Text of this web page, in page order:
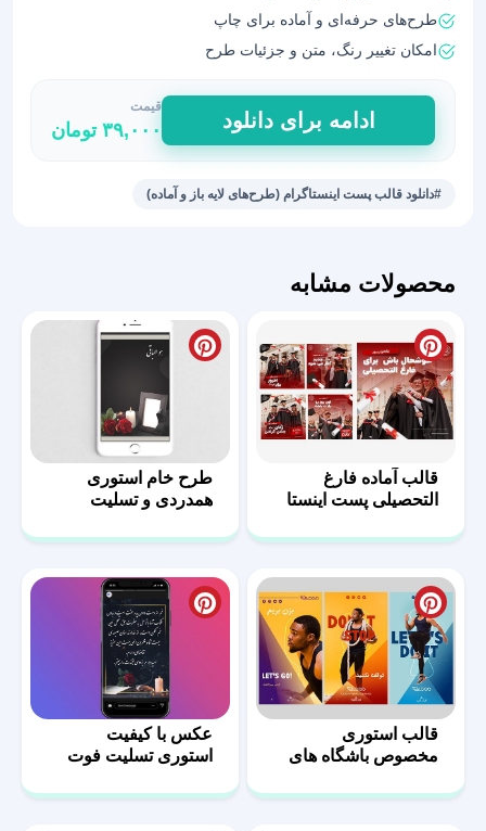
طرح‌های حرفه‌ای و آماده برای چاپ
امکان تغییر رنگ، متن و جزئیات طرح
طرح
لایه
باز
پست
ادامه برای دانلود
قیمت
۳۹,۰۰۰ تومان
#دانلود قالب پست اینستاگرام (طرح‌های لایه باز و آماده)
محصولات مشابه
قالب آماده فارغ
التحصیلی پست اینستا
طرح خام استوری
همدردی و تسلیت
قالب استوری
مخصوص باشگاه های
عکس با کیفیت
استوری تسلیت فوت